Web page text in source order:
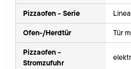
Pizzaofen - Serie
Ofen-/Herdtür Tür
Pizzaofen -
Stromzufuhr